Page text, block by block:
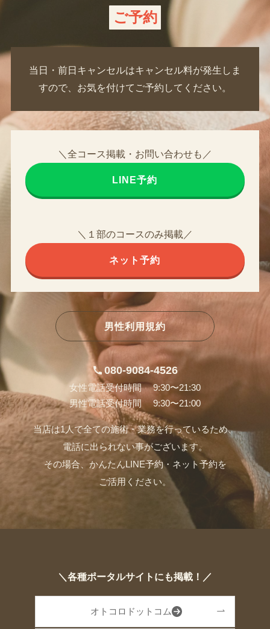
ご予約
当日・前日キャンセルはキャンセル料が発生しま
すので、お気を付けてご予約してください。
＼全コース掲載・お問い合わせも／
LINE予約
＼１部のコースのみ掲載／
ネット予約
男性利用規約
080-9084-4526
女性電話受付時間 9:30〜21:30
男性電話受付時間 9:30〜21:00
当店は1人で全ての施術・業務を行っているため、
電話に出られない事がございます。
その場合、かんたんLINE予約・ネット予約を
ご活用ください。
＼各種ポータルサイトにも掲載！／
オトコロドットコム